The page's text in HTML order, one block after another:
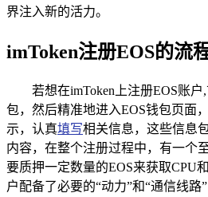
界注入新的活力。
imToken注册EOS的流
若想在imToken上注册EOS账
包，然后精准地进入EOS钱包页面
示，认真填写相关信息，这些信息
内容，在整个注册过程中，有一个
要质押一定数量的EOS来获取CPU
户配备了必要的“动力”和“通信线路